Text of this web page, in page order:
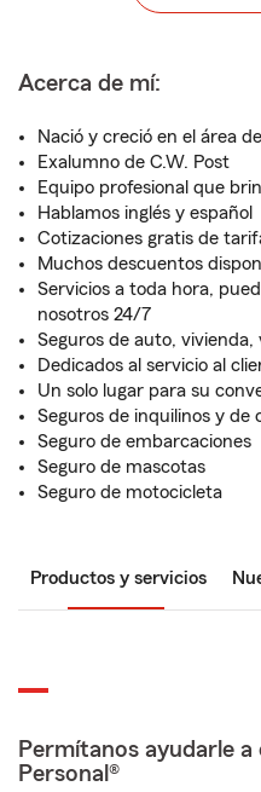
Acerca de mí:
Nació y creció en el área
Exalumno de C.W. Post
Equipo profesional que
Hablamos inglés y español
Cotizaciones gratis de
Muchos descuentos
Servicios a toda hora,
nosotros 24/7
Seguros de auto, vivienda,
Dedicados al servicio al
Un solo lugar para su
Seguros de inquilinos y de
Seguro de embarcaciones
Seguro de mascotas
Seguro de motocicleta
Productos y servicios
Permítanos ayudarle
Personal®